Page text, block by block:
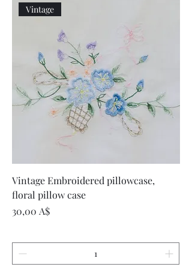
Vintage
Vintage Embroidered pillowcase,
floral pillow case
Цена
30,00 A$